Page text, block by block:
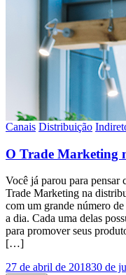
Canais Distribuição
O Trade Marketing
Você já parou para pensar
Trade Marketing na
com um grande número de
a dia. Cada uma delas
para promover seus
[…]
27 de abril de 201830 de